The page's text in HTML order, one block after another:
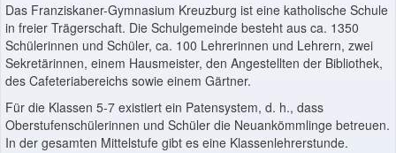
Das Franziskaner-Gymnasium Kreuzburg ist eine katholische Schule
in freier Trägerschaft. Die Schulgemeinde besteht aus ca. 1350
Schülerinnen und Schüler, ca. 100 Lehrerinnen und Lehrern, zwei
Sekretärinnen, einem Hausmeister, den Angestellten der Bibliothek,
des Cafeteriabereichs sowie einem Gärtner.
Für die Klassen 5-7 existiert ein Patensystem, d. h., dass
Oberstufenschülerinnen und Schüler die Neuankömmlinge betreuen.
In der gesamten Mittelstufe gibt es eine Klassenlehrerstunde.